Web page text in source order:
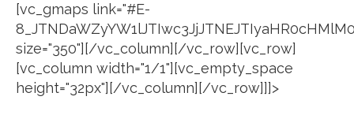
[vc_gmaps link="#E-
size="350"][/vc_column][/vc_row][vc_row]
[vc_column width="1/1"][vc_empty_space
height="32px"][/vc_column][/vc_row]]]>